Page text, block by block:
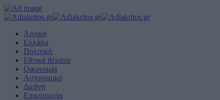
Αρχική
Ελλάδα
Πολιτική
Εθνικά θέματα
Οικονομία
Αστυνομικό
Διεθνή
Επικοινωνία